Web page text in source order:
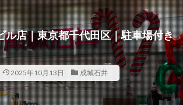
ル店｜東京都千代田区｜駐車場付き
2025年10月13日 成城石井
青森県 岩手県 宮城県
秋田県
福島県 茨城県 栃木県
群馬県
千葉県 東京都 神奈川県
新潟県
長野県 富山県 石川県
福井県
静岡県 愛知県 三重県
滋賀県
大阪府 兵庫県 奈良県
和歌山県